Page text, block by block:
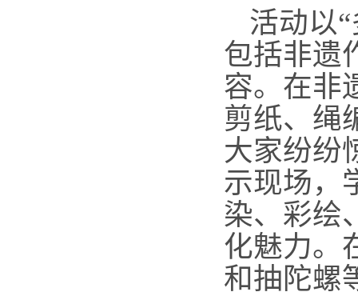
活动以
包括非遗
容。在非
剪纸、绳
大家纷纷
示现场，
染、彩绘
化魅力。
和抽陀螺